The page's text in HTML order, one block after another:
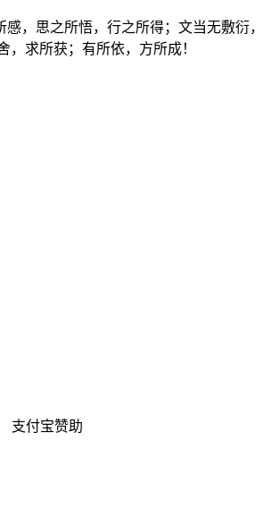
，思之所悟，行之所得；文当无敷衍，
，求所获；有所依，方所成！
支付宝赞助